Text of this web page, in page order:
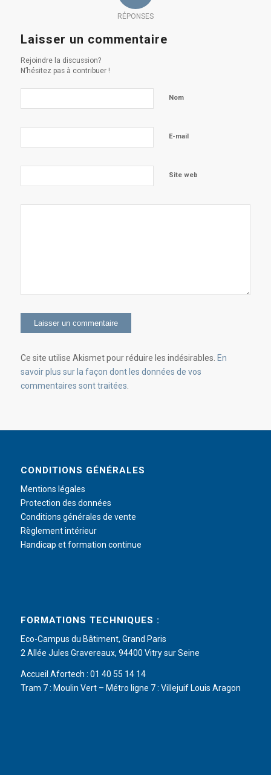
RÉPONSES
Laisser un commentaire
Rejoindre la discussion?
N’hésitez pas à contribuer !
Nom
E-mail
Site web
Ce site utilise Akismet pour réduire les indésirables. En
savoir plus sur la façon dont les données de vos
commentaires sont traitées
CONDITIONS GÉNÉRALES
Mentions légales
Protection des données
Conditions générales de vente
Règlement intérieur
Handicap et formation continue
FORMATIONS TECHNIQUES :
Eco-Campus du Bâtiment, Grand Paris
2 Allée Jules Gravereaux, 94400 Vitry sur Seine
Accueil Afortech : 01 40 55 14 14
Tram 7 : Moulin Vert – Métro ligne 7 : Villejuif Louis Aragon